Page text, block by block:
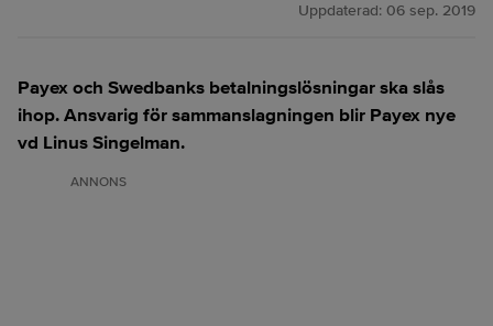
Uppdaterad: 06 sep. 2019
Payex och Swedbanks betalningslösningar ska slås
ihop. Ansvarig för sammanslagningen blir Payex nye
vd Linus Singelman.
ANNONS